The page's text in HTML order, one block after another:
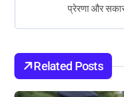
o
n
प्रेरणा और
Related Posts